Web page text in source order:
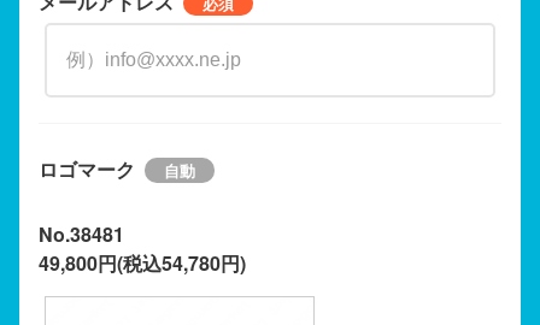
ロゴマーク
No.38481
49,800円(税込54,780円)